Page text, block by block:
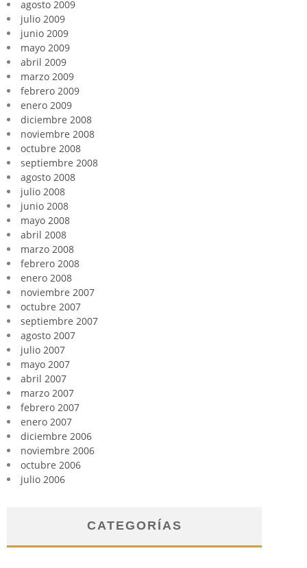
agosto 2009
julio 2009
junio 2009
mayo 2009
abril 2009
marzo 2009
febrero 2009
enero 2009
diciembre 2008
noviembre 2008
octubre 2008
septiembre 2008
agosto 2008
julio 2008
junio 2008
mayo 2008
abril 2008
marzo 2008
febrero 2008
enero 2008
noviembre 2007
octubre 2007
septiembre 2007
agosto 2007
julio 2007
mayo 2007
abril 2007
marzo 2007
febrero 2007
enero 2007
diciembre 2006
noviembre 2006
octubre 2006
julio 2006
CATEGORÍAS